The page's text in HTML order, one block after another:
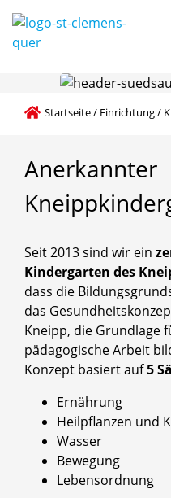
Familienzentrum
Startseite/ Einrichtung/
Anerkannter
Seit 2013 sind wir ein
Kindergarten des
dass die
das
Kneipp, die Grundlage
pädagogische Arbeit
Konzept basiert auf5
Ernährung
Heilpflanzen und
Wasser
Bewegung
Lebensordnung